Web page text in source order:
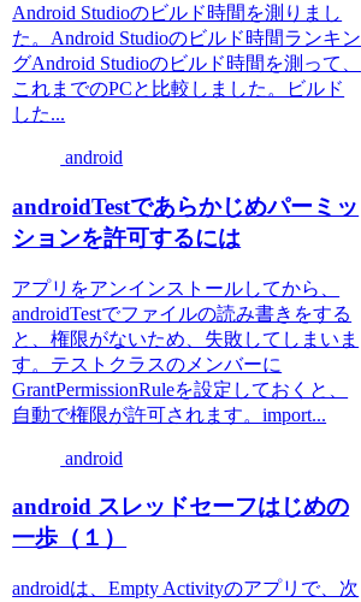
Android Studioのビルド時間を測りまし
た。Android Studioのビルド時間ランキン
グAndroid Studioのビルド時間を測って、
これまでのPCと比較しました。ビルド
した...
android
androidTestであらかじめパーミッ
ションを許可するには
アプリをアンインストールしてから、
androidTestでファイルの読み書きをする
と、権限がないため、失敗してしまいま
す。テストクラスのメンバーに
GrantPermissionRuleを設定しておくと、
自動で権限が許可されます。import...
android
android スレッドセーフはじめの
一歩（１）
androidは、Empty Activityのアプリで、次